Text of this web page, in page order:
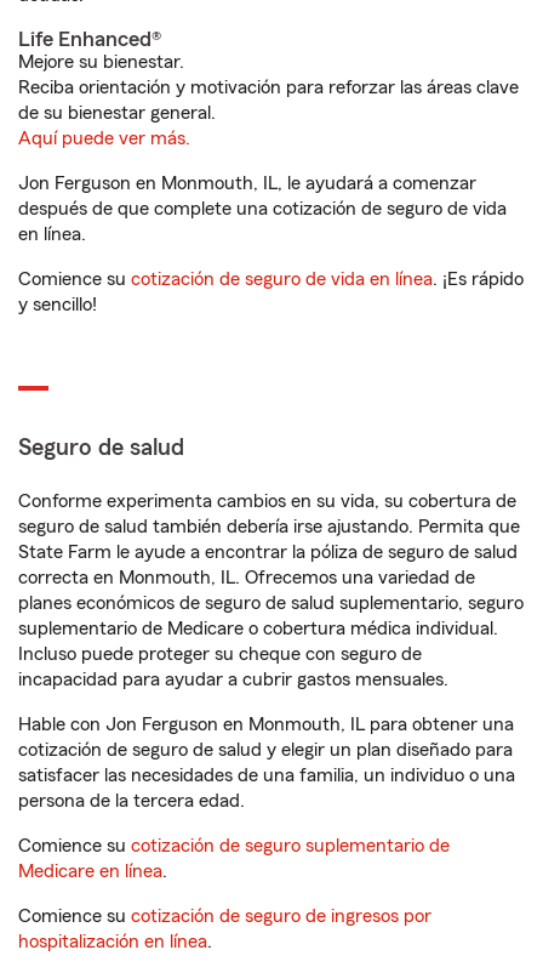
Life Enhanced®
Mejore su bienestar.
Reciba orientación y motivación para reforzar las áreas clave
de su bienestar general.
Aquí puede ver más.
Jon Ferguson en Monmouth, IL, le ayudará a comenzar
después de que complete una cotización de seguro de vida
en línea.
Comience su cotización de seguro de vida en línea. ¡Es rápido
y sencillo!
Seguro de salud
Conforme experimenta cambios en su vida, su cobertura de
seguro de salud también debería irse ajustando. Permita que
State Farm le ayude a encontrar la póliza de seguro de salud
correcta en Monmouth, IL. Ofrecemos una variedad de
planes económicos de seguro de salud suplementario, seguro
suplementario de Medicare o cobertura médica individual.
Incluso puede proteger su cheque con seguro de
incapacidad para ayudar a cubrir gastos mensuales.
Hable con Jon Ferguson en Monmouth, IL para obtener una
cotización de seguro de salud y elegir un plan diseñado para
satisfacer las necesidades de una familia, un individuo o una
persona de la tercera edad.
Comience su cotización de seguro suplementario de
Medicare en línea.
Comience su cotización de seguro de ingresos por
hospitalización en línea.